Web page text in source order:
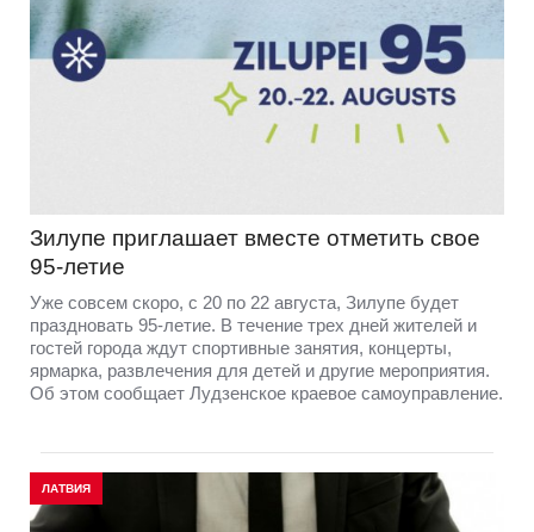
Зилупе приглашает вместе отметить свое
95-летие
Уже совсем скоро, с 20 по 22 августа, Зилупе будет
праздновать 95-летие. В течение трех дней жителей и
гостей города ждут спортивные занятия, концерты,
ярмарка, развлечения для детей и другие мероприятия.
Об этом сообщает Лудзенское краевое самоуправление.
ЛАТВИЯ